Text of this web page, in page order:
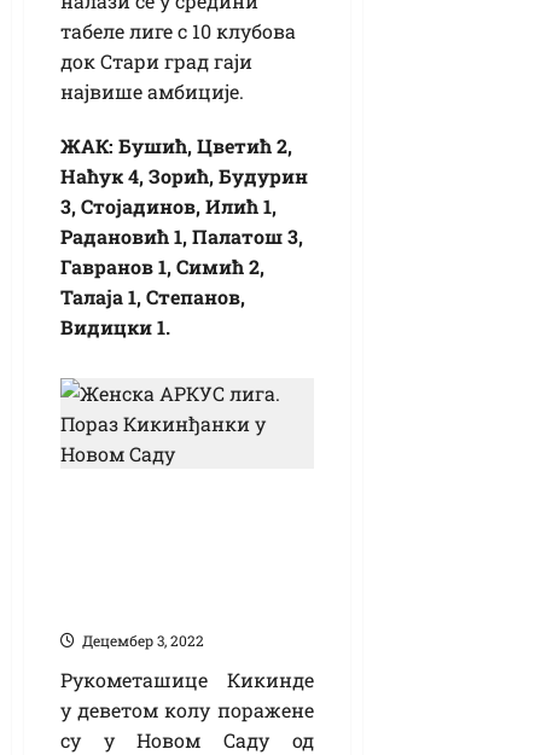
табеле лиге с 10 клубова
док Стари град гаји
највише амбиције.
ЖАК: Бушић, Цветић 2,
Наћук 4, Зорић, Будурин
3, Стојадинов, Илић 1,
Радановић 1, Палатош 3,
Гавранов 1, Симић 2,
Талаја 1, Степанов,
Видицки 1.
Децембер 3, 2022
Рукометашице Кикинде
у деветом колу поражене
су у Новом Саду од